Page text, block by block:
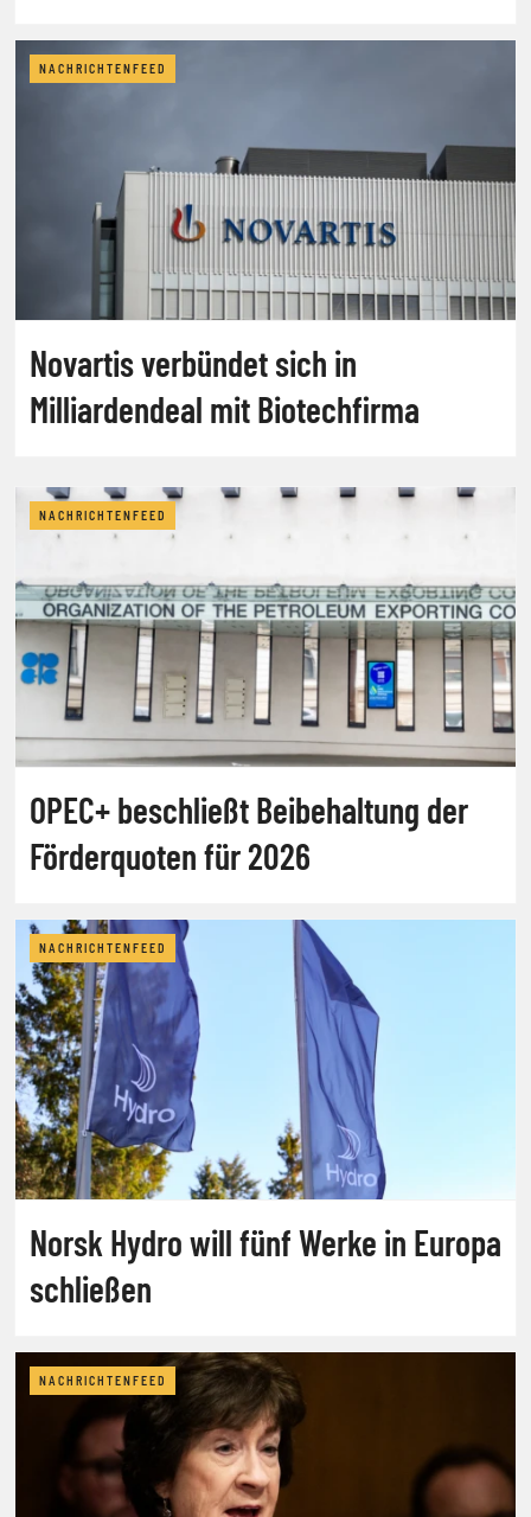
NACHRICHTENFEED
Novartis verbündet sich in
Milliardendeal mit Biotechfirma
NACHRICHTENFEED
OPEC+ beschließt Beibehaltung der
Förderquoten für 2026
NACHRICHTENFEED
Norsk Hydro will fünf Werke in Europa
schließen
NACHRICHTENFEED